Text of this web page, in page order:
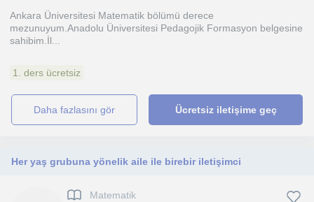
Ankara Üniversitesi Matematik bölümü derece
mezunuyum.Anadolu Üniversitesi Pedagojik Formasyon belgesine
sahibim.İl...
1. ders ücretsiz
daha fazlasını gör Ücretsiz iletişime geç
Her yaş grubuna yönelik aile ile birebir iletişimci
Matematik